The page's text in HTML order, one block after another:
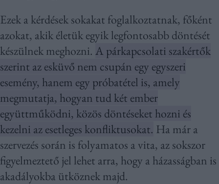
Ezek a kérdések sokakat foglalkoztatnak, főként
azokat, akik életük egyik legfontosabb döntését
készülnek meghozni. A párkapcsolati szakértők
szerint az esküvő nem csupán egy egyszeri
esemény, hanem egy próbatétel is, amely
megmutatja, hogyan tud két ember
együttműködni, közös döntéseket hozni és
kezelni az esetleges konfliktusokat. Ha már a
szervezés során is folyamatos a vita, az sokszor
figyelmeztető jel lehet arra, hogy a házasságban is
akadályokba ütköznek majd.